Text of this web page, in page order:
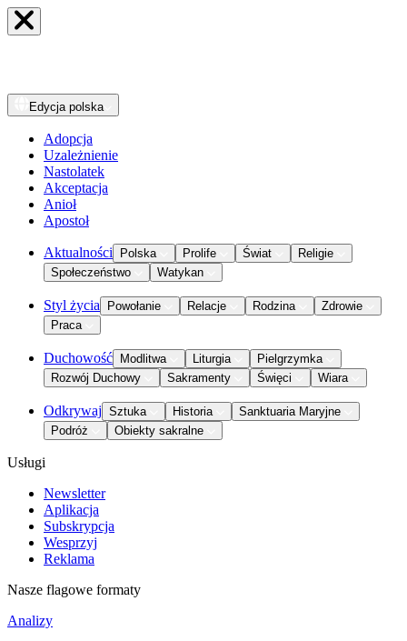
Edycja polska
Adopcja
Uzależnienie
Nastolatek
Akceptacja
Anioł
Apostoł
Aktualności Polska Prolife Świat
Religie
Społeczeństwo
Watykan
Styl życia Powołanie Relacje Rodzina
Zdrowie
Praca
Duchowość Modlitwa Liturgia
Pielgrzymka
Rozwój Duchowy
Sakramenty Święci Wiara
Odkrywaj Sztuka Historia
Sanktuaria Maryjne
Podróż
Obiekty sakralne
Usługi
Newsletter
Aplikacja
Subskrypcja
Wesprzyj
Reklama
Nasze flagowe formaty
Analizy